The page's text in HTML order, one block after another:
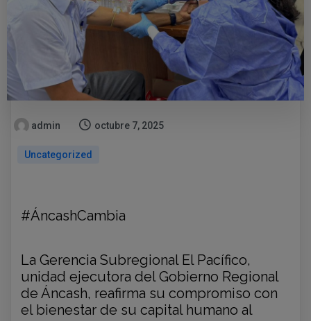
admin octubre 7, 2025
Uncategorized
#ÁncashCambia
La Gerencia Subregional El Pacífico,
unidad ejecutora del Gobierno Regional
de Áncash, reafirma su compromiso con
el bienestar de su capital humano al